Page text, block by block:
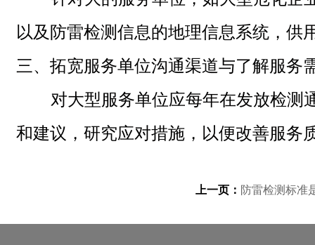
以及防雷检测信息的地理信息系统，
三、 拓宽服务单位沟通渠道与了解服务
对大型服务单位应每年在发放检测通
和建议，研究应对措施，以便改善服务
上一页： 防雷检测标准